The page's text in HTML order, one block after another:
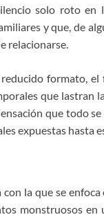
solo roto en
y que, de
relacionarse.
formato,
que lastran
que todo
expuestas hasta
la que se
monstruosos en